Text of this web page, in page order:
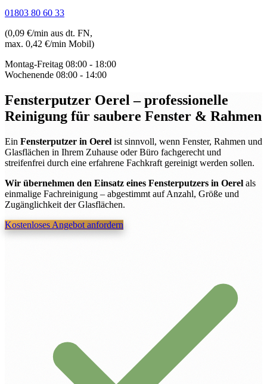
01803 80 60 33
(0,09 €/min aus dt. FN,
max. 0,42 €/min Mobil)
Montag-Freitag 08:00 - 18:00
Wochenende 08:00 - 14:00
Fensterputzer Oerel– professionelle
Reinigung für saubere Fenster & Rahmen
Ein Fensterputzer in Oerel ist sinnvoll, wenn Fenster, Rahmen und
Glasflächen in Ihrem Zuhause oder Büro fachgerecht und
streifenfrei durch eine erfahrene Fachkraft gereinigt werden sollen.
Wir übernehmen den Einsatz eines Fensterputzers in Oerel als
einmalige Fachreinigung – abgestimmt auf Anzahl, Größe und
Zugänglichkeit der Glasflächen.
Kostenloses Angebot anfordern